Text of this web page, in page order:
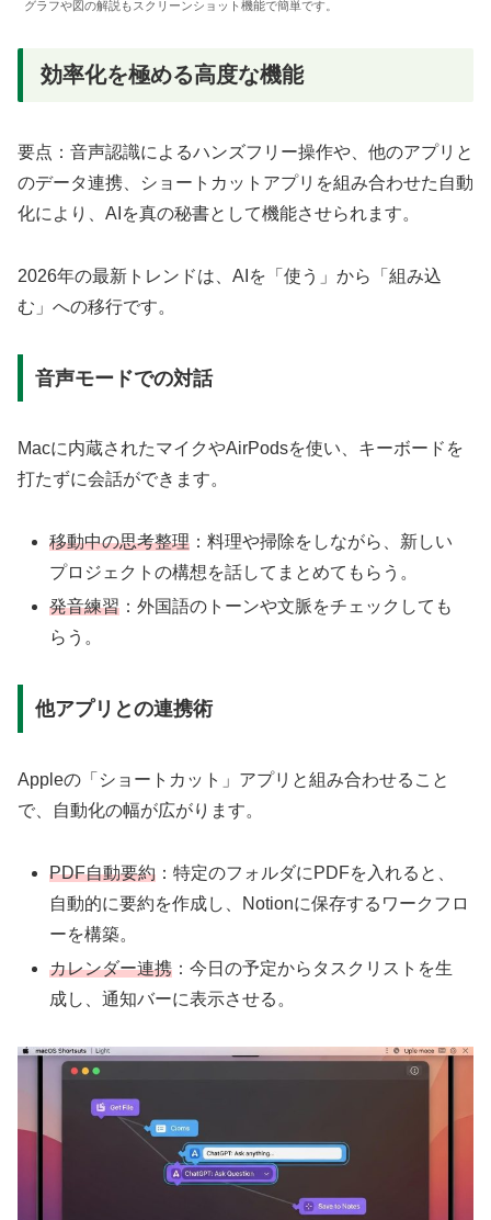
グラフや図の解説もスクリーンショット機能で簡単です。
効率化を極める高度な機能
要点：音声認識によるハンズフリー操作や、他のアプリと
のデータ連携、ショートカットアプリを組み合わせた自動
化により、AIを真の秘書として機能させられます。
2026年の最新トレンドは、AIを「使う」から「組み込
む」への移行です。
音声モードでの対話
Macに内蔵されたマイクやAirPodsを使い、キーボードを
打たずに会話ができます。
移動中の思考整理 ：料理や掃除をしながら、新しい
プロジェクトの構想を話してまとめてもらう。
発音練習 ：外国語のトーンや文脈をチェックしても
らう。
他アプリとの連携術
Appleの「ショートカット」アプリと組み合わせること
で、自動化の幅が広がります。
PDF自動要約 ：特定のフォルダにPDFを入れると、
自動的に要約を作成し、Notionに保存するワークフロ
ーを構築。
カレンダー連携 ：今日の予定からタスクリストを生
成し、通知バーに表示させる。